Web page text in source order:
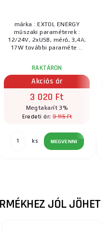
márka : EXTOL ENERGY
műszaki paraméterek :
12/24V, 2xUSB, mérő, 3,4A,
17W további paraméte ...
RAKTÁRON
Akciós ár
3 020 Ft
Megtakarít 3%
Eredeti ár:3 115 Ft
ks MEGVENNI
JÓL JÖHET